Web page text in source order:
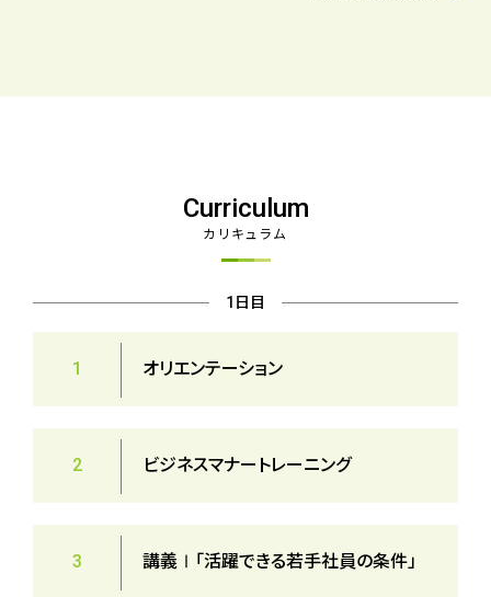
Curriculum
カリキュラム
1日目
1 オリエンテーション
2 ビジネスマナートレーニング
3 講義Ⅰ「活躍できる若手社員の条件」